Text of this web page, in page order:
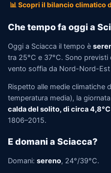
📊 Scopri il bilancio climatico
Che tempo fa oggi a
Oggi a Sciacca il tempo è
tra 25°C e 37°C. Sono
vento soffia da Nord-Nord-
Rispetto alle medie climatiche
temperatura media), la
calda del solito, di circa
1806–2015.
E domani a Sciacca?
Domani: sereno, 24°/39°C.